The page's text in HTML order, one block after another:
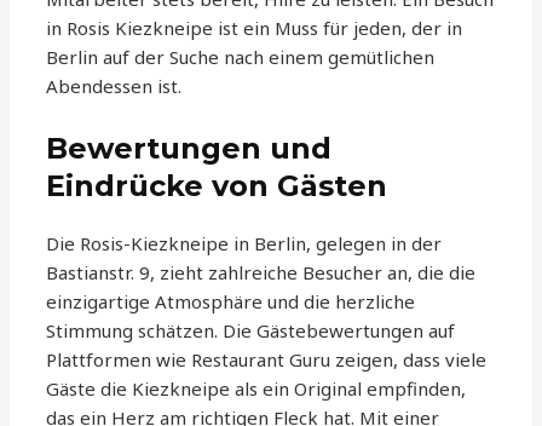
in Rosis Kiezkneipe ist ein Muss für jeden, der in
Berlin auf der Suche nach einem gemütlichen
Abendessen ist.
Bewertungen und
Eindrücke von Gästen
Die Rosis-Kiezkneipe in Berlin, gelegen in der
Bastianstr. 9, zieht zahlreiche Besucher an, die die
einzigartige Atmosphäre und die herzliche
Stimmung schätzen. Die Gästebewertungen auf
Plattformen wie Restaurant Guru zeigen, dass viele
Gäste die Kiezkneipe als ein Original empfinden,
das ein Herz am richtigen Fleck hat. Mit einer